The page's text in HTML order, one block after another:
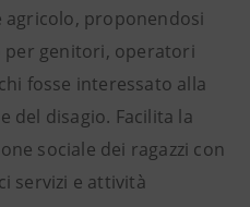
proponendosi
genitori, operatori
fosse interessato alla
del disagio. Facilita la
sociale dei ragazzi con
servizi e attività